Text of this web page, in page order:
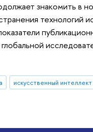
знакомить в
технологий
искусственный интеллект